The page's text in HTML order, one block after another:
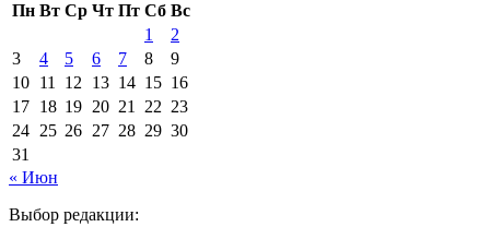
Пн Вт Ср Чт Пт Сб Вс
1
2
3
4 5 6 7 8
9
10 11 12 13 14 15 16
17 18 19 20 21 22 23
24 25 26 27 28 29 30
31
« Июн
Выбор редакции: